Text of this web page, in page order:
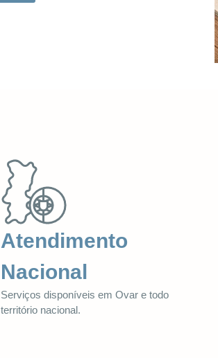
Atendimento
Nacional
Serviços disponíveis em Ovar e todo
território nacional.